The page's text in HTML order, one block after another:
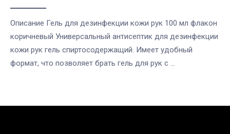
Описание Гель для дезинфекции кожи рук 100 мл флакон
коричневый Универсальный антисептик для дезинфекции
кожи рук гель спиртосодержащий. Имеет удобный
формат, что позволяет брать гель для рук с ...